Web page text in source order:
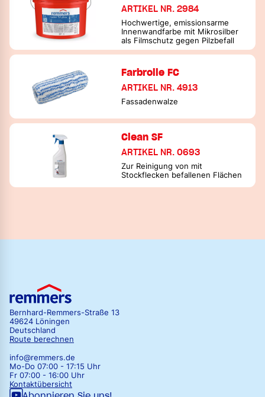
ARTIKEL NR. 2984
Hochwertige, emissionsarme
Innenwandfarbe mit Mikrosilber
als Filmschutz gegen Pilzbefall
Farbrolle FC
ARTIKEL NR. 4913
Fassadenwalze
Clean SF
ARTIKEL NR. 0693
Zur Reinigung von mit
Stockflecken befallenen Flächen
Bernhard-Remmers-Straße 13
49624 Löningen
Deutschland
Route berechnen
info@remmers.de
Mo-Do 07:00 - 17:15 Uhr
Fr 07:00 - 16:00 Uhr
Kontaktübersicht